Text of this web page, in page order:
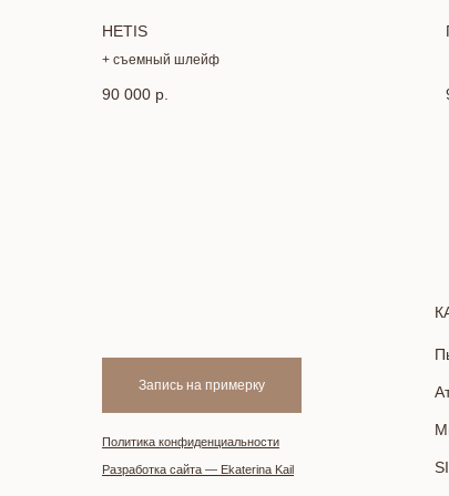
HETIS
+ съемный шлейф
90 000 р.
Политика конфиденциальности
Разработка сайта — Ekaterina Kail
Запись на примерку